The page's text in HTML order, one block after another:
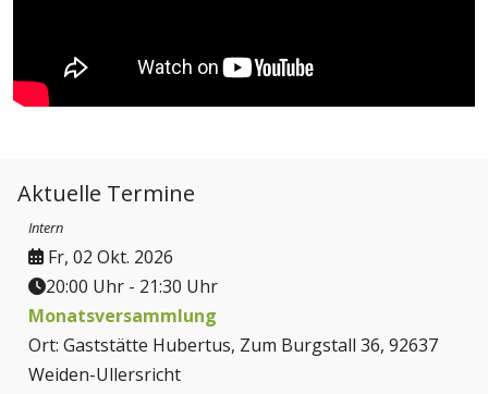
Aktuelle Termine
Intern
Fr, 02 Okt. 2026
20:00 Uhr - 21:30 Uhr
Monatsversammlung
Ort: Gaststätte Hubertus, Zum Burgstall 36, 92637
Weiden-Ullersricht